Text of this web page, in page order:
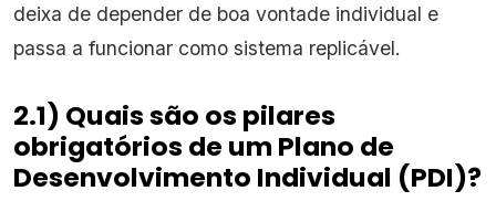
deixa de depender de boa vontade individual e
passa a funcionar como sistema replicável.
2.1) Quais são os pilares
obrigatórios de um Plano de
Desenvolvimento Individual (PDI)?